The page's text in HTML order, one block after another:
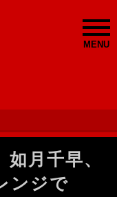
MENU
月千早、
ンジで